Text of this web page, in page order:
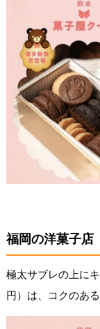
福岡の洋菓子店
極太サブレの上に
円）は、コクのあ